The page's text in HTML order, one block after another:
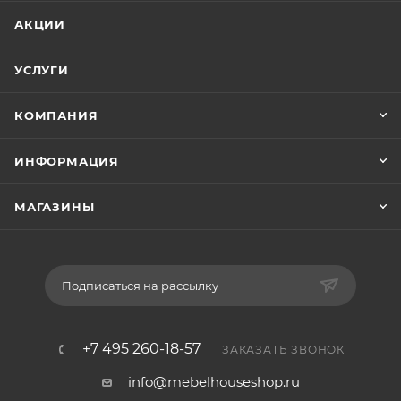
АКЦИИ
УСЛУГИ
КОМПАНИЯ
ИНФОРМАЦИЯ
МАГАЗИНЫ
Подписаться на рассылку
+7 495 260-18-57 ЗАКАЗАТЬ ЗВОНОК
info@mebelhouseshop.ru